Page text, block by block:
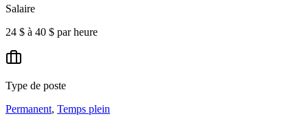
Salaire
24 $ à 40 $ par heure
Type de poste
Permanent, Temps plein